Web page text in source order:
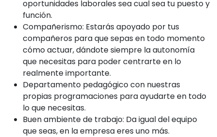
oportunidades laborales sea cual sea tu puesto y
función.
Compañerismo: Estarás apoyado por tus
compañeros para que sepas en todo momento
cómo actuar, dándote siempre la autonomía
que necesitas para poder centrarte en lo
realmente importante.
Departamento pedagógico con nuestras
propias programaciones para ayudarte en todo
lo que necesitas.
Buen ambiente de trabajo: Da igual del equipo
que seas, en la empresa eres uno más.